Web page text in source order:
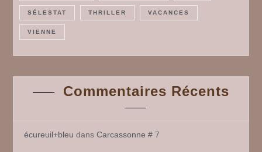
SÉLESTAT THRILLER VACANCES
VIENNE
Commentaires Récents
écureuil+bleu dansCarcassonne # 7